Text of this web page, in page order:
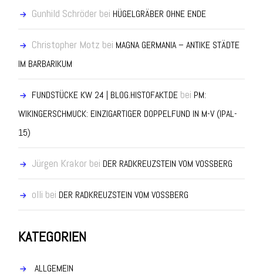
Gunhild Schröderbei HÜGELGRÄBER OHNE ENDE
Christopher Motz bei MAGNA GERMANIA – ANTIKE STÄDTE
IM BARBARIKUM
FUNDSTÜCKE KW 24 | BLOG.HISTOFAKT.DEbei PM:
WIKINGERSCHMUCK: EINZIGARTIGER DOPPELFUND IN M-V (IPAL-
15)
Jürgen Krakorbei DER RADKREUZSTEIN VOM VOSSBERG
olli bei DER RADKREUZSTEIN VOM VOSSBERG
KATEGORIEN
ALLGEMEIN